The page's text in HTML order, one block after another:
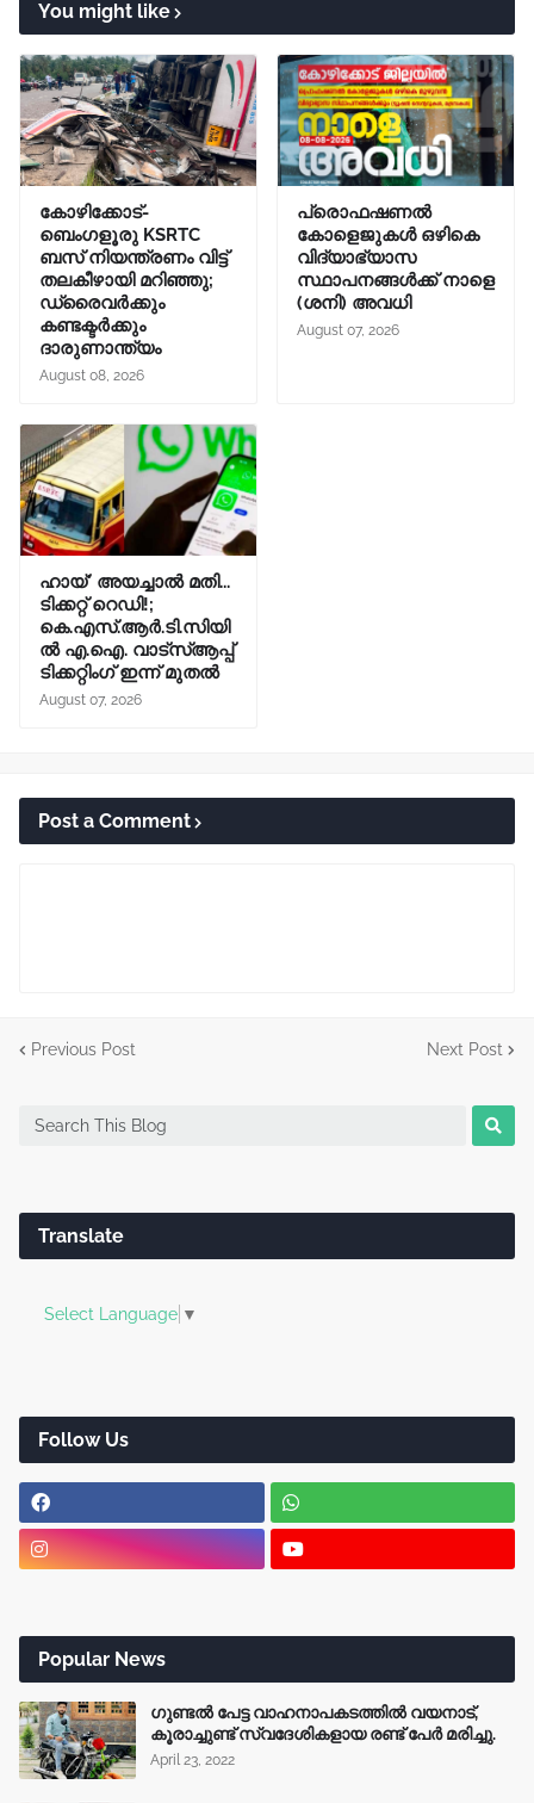
You might like
കോഴിക്കോട്-
ബെംഗളൂരു KSRTC
ബസ് നിയന്ത്രണം വിട്ട്
തലകീഴായി മറിഞ്ഞു;
ഡ്രൈവർക്കും
കണ്ടക്ടർക്കും
ദാരുണാന്ത്യം
August 08, 2026
പ്രൊഫഷണൽ
കോളെജുകൾ ഒഴികെ
വിദ്യാഭ്യാസ
സ്ഥാപനങ്ങൾക്ക് നാളെ
(ശനി) അവധി
August 07, 2026
ഹായ്' അയച്ചാല്‍ മതി...
ടിക്കറ്റ് റെഡി!;
കെ.എസ്.ആര്‍.ടി.സിയി
ല്‍ എ.ഐ. വാട്സ്ആപ്പ്
ടിക്കറ്റിംഗ് ഇന്ന് മുതല്‍
August 07, 2026
Post a Comment
Previous Post Next Post
Translate
Select Language ▼
Follow Us
Popular News
ഗുണ്ടൽ പേട്ട വാഹനാപകടത്തിൽ വയനാട്,
കൂരാച്ചുണ്ട് സ്വദേശികളായ രണ്ട് പേർ മരിച്ചു.
April 23, 2022